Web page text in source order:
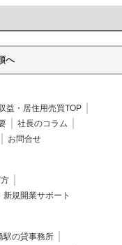
へ
益・居住用売買TOP
社長のコラム
お問合せ
新規開業サポート
駅の貸事務所